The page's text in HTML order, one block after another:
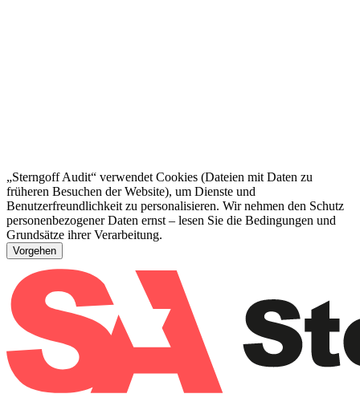
„Sterngoff Audit“ verwendet Cookies (Dateien mit Daten zu
früheren Besuchen der Website), um Dienste und
Benutzerfreundlichkeit zu personalisieren. Wir nehmen den Schutz
personenbezogener Daten ernst – lesen Sie die Bedingungen und
Grundsätze ihrer Verarbeitung.
Vorgehen